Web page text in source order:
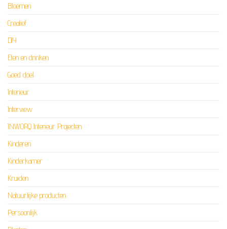
Bloemen
Creatief
DIY
Eten en drinken
Goed doel
Interieur
Interview
INWORQ Interieur Projecten
Kinderen
Kinderkamer
Kruiden
Natuurlijke producten
Persoonlijk